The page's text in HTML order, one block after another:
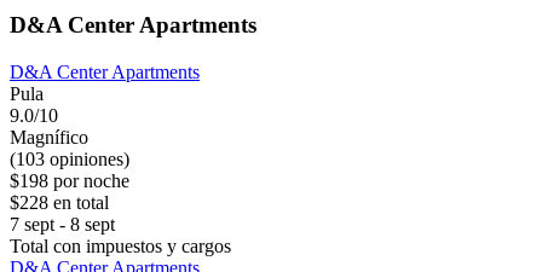
D&A Center Apartments
D&A Center Apartments
Pula
9.0/10
Magnífico
(103 opiniones)
$198 por noche
$228 en total
7 sept - 8 sept
Total con impuestos y cargos
D&A Center Apartments